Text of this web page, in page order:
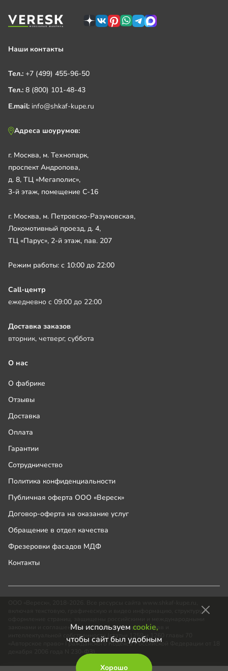
Мы используем cookie,
чтобы сайт был удобным
Хорошо
Наши контакты
Тел.: +7 (499) 455-96-50
Тел.: 8 (800) 101-48-43
E.mail: info@shkaf-kupe.ru
Адреса шоурумов:
г. Москва, м. Технопарк,
проспект Андропова,
д. 8, ТЦ «Мегаполис»,
3-й этаж, помещение С-16
г. Москва, м. Петровско-Разумовская,
Локомотивный проезд, д. 4,
ТЦ «Парус», 2-й этаж, пав. 207
Режим работы: с 10:00 до 22:00
Call-центр
ежедневно с 09:00 до 22:00
Доставка заказов
вторник, четверг, суббота
О нас
О фабрике
Отзывы
Доставка
Оплата
Гарантии
Сотрудничество
Политика конфиденциальности
Публичная оферта ООО «Вереск»
Договор-оферта на оказание услуг
Обращение в отдел качества
Фрезеровки фасадов МДФ
Контакты
включая текстовую, графическую и видео информацию, структуру и
законами и соглашениями об охране авторских прав и
интеллектуальной собственности (статьи 1259 и 1260 главы 70
«Авторское право» Гражданского Кодекса Российской Федерации от 18